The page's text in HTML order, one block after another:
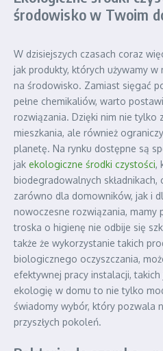
środowisko w Twoim
W dzisiejszych czasach coraz
jak produkty, których używamy w
na środowisko. Zamiast sięgać
pełne chemikaliów, warto
rozwiązania. Dzięki nim nie tylko
mieszkania, ale również
planetę. Na rynku dostępne są
jak ekologiczne środki czystości,
biodegradowalnych składnikach,
zarówno dla domowników, jak i
nowoczesne rozwiązania, mamy
troska o higienę nie odbije się
także że wykorzystanie takich
biologicznego oczyszczania,
efektywnej pracy instalacji,
ekologię w domu to nie tylko
świadomy wybór, który pozwala
przyszłych pokoleń.